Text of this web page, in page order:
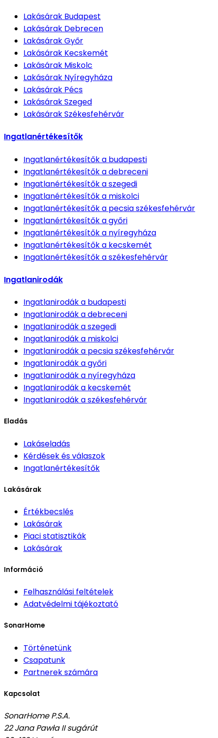
Lakásárak Budapest
Lakásárak Debrecen
LakásárakGyőr
Lakásárak Kecskemét
Lakásárak Miskolc
Lakásárak Nyíregyháza
Lakásárak Pécs
LakásárakSzeged
LakásárakSzékesfehérvár
Ingatlanértékesítők
Ingatlanértékesítőka budapesti
Ingatlanértékesítőka debreceni
Ingatlanértékesítőka szegedi
Ingatlanértékesítőka miskolci
Ingatlanértékesítőka pecsia székesfehérvár
Ingatlanértékesítőka győri
Ingatlanértékesítőka nyíregyháza
Ingatlanértékesítőka kecskemét
Ingatlanértékesítőka székesfehérvár
Ingatlanirodák
Ingatlanirodáka budapesti
Ingatlanirodáka debreceni
Ingatlanirodáka szegedi
Ingatlanirodáka miskolci
Ingatlanirodáka pecsia székesfehérvár
Ingatlanirodáka győri
Ingatlanirodáka nyíregyháza
Ingatlanirodáka kecskemét
Ingatlanirodáka székesfehérvár
Eladás
Lakáseladás
Kérdések és válaszok
Ingatlanértékesítők
Lakásárak
Értékbecslés
Lakásárak
Piaci statisztikák
Lakásárak
Információ
Felhasználási feltételek
Adatvédelmi tájékoztató
SonarHome
Történetünk
Csapatunk
Partnerek számára
Kapcsolat
SonarHome P.S.A.
22 Jana Pawła II sugárút